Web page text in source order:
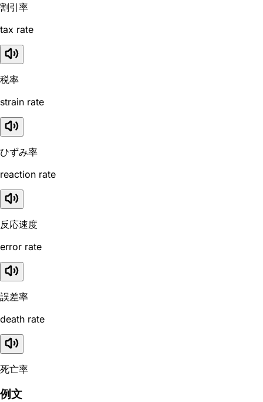
割引率
tax rate
税率
strain rate
ひずみ率
reaction rate
反応速度
error rate
誤差率
death rate
死亡率
例文